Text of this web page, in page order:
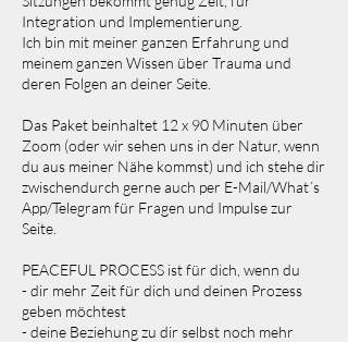
Integration und Implementierung.
Ich bin mit meiner ganzen Erfahrung und
meinem ganzen Wissen über Trauma und
deren Folgen an deiner Seite.
Das Paket beinhaltet 12 x 90 Minuten über
Zoom (oder wir sehen uns in der Natur, wenn
du aus meiner Nähe kommst) und ich stehe dir
zwischendurch gerne auch per E-Mail/What´s
App/Telegram für Fragen und Impulse zur
Seite.
PEACEFUL PROCESS ist für dich, wenn du
- dir mehr Zeit für dich und deinen Prozess
geben möchtest
- deine Beziehung zu dir selbst noch mehr